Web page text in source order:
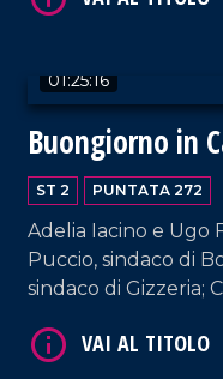
01:25:16
Buongiorno in
ST 2 PUNTATA 272
Adelia Iacino e Ugo
Puccio, sindaco di
sindaco di Gizzeria;
VAI AL TITOLO